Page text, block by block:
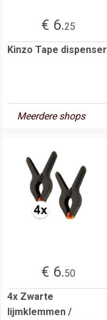
€ 6.25
Kinzo Tape dispenser
Meerdere shops
€ 6.50
4x Zwarte
lijmklemmen /